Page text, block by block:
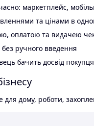
маркетплейс,
та цінами в
оплатою та видачею
ручного введення
бачить досвід
дому, роботи,